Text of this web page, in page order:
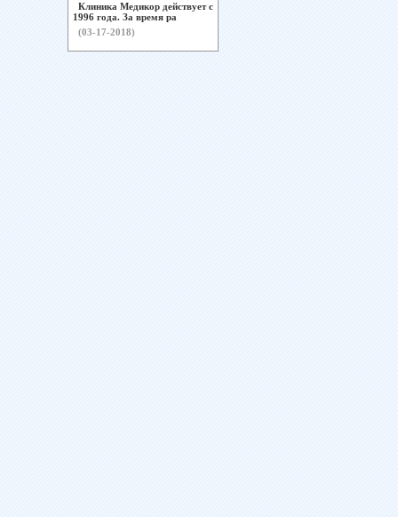
Клиника Медикор действует с
1996 года. За время ра
(03-17-2018)